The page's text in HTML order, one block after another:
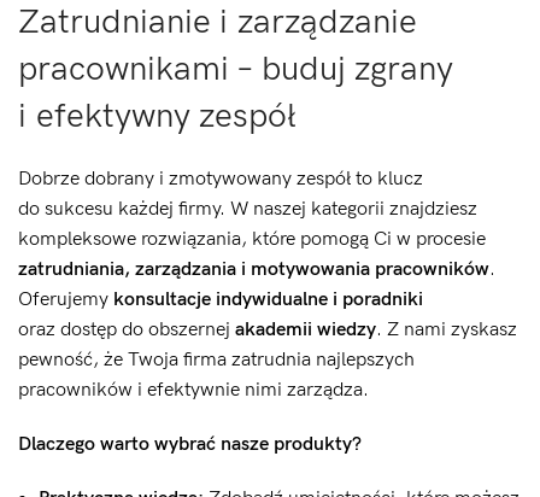
Zatrudnianie i zarządzanie
pracownikami – buduj zgrany
i efektywny zespół
Dobrze dobrany i zmotywowany zespół to klucz
do sukcesu każdej firmy. W naszej kategorii znajdziesz
kompleksowe rozwiązania, które pomogą Ci w procesie
zatrudniania, zarządzania i motywowania pracowników.
Oferujemy konsultacje indywidualne i poradniki
oraz dostęp do obszernej akademii wiedzy. Z nami zyskasz
pewność, że Twoja firma zatrudnia najlepszych
pracowników i efektywnie nimi zarządza.
Dlaczego warto wybrać nasze produkty?